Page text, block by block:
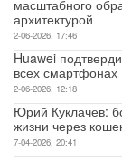
масштабного
архитектурой
2-06-2026, 17:46
Huawei
всех смартфонах
2-06-2026, 12:18
Юрий Куклачев:
жизни через
7-04-2026, 20:41